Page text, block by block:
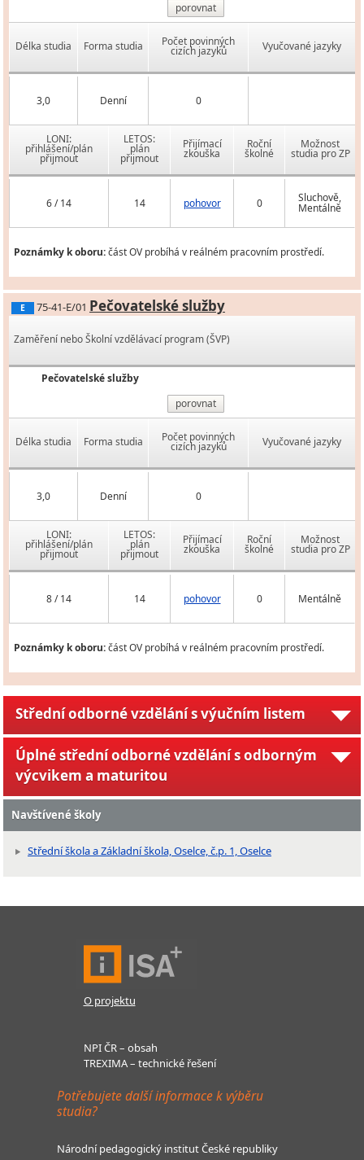
porovnat
Délka studia Forma studia Počet povinných
cizích jazyků Vyučované jazyky
3,0 Denní 0
LONI:
přihlášení/plán
přijmout
LETOS:
plán
přijmout
Přijímací
zkouška
Roční
školné
Možnost
studia pro ZP
6 / 14 14 pohovor 0 Sluchově,
Mentálně
Poznámky k oboru:část OV probíhá v reálném pracovním prostředí.
E 75-41-E/01 Pečovatelské služby
Zaměření nebo Školní vzdělávací program (ŠVP)
Pečovatelské služby
porovnat
Délka studia Forma studia Počet povinných
cizích jazyků Vyučované jazyky
3,0 Denní 0
LONI:
přihlášení/plán
přijmout
LETOS:
plán
přijmout
Přijímací
zkouška
Roční
školné
Možnost
studia pro ZP
8 / 14 14 pohovor 0 Mentálně
Poznámky k oboru:část OV probíhá v reálném pracovním prostředí.
Střední odborné vzdělání s výučním listem
Úplné střední odborné vzdělání s odborným
výcvikem a maturitou
Navštívené školy
Střední škola a Základní škola, Oselce, č.p. 1, Oselce
O projektu
NPI ČR – obsah
TREXIMA – technické řešení
Potřebujete další informace k výběru
studia?
Národní pedagogický institut České republiky